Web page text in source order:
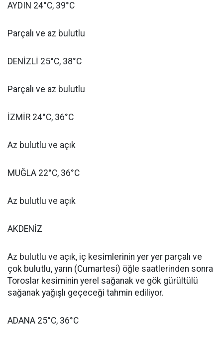
AYDIN 24°C, 39°C
Parçalı ve az bulutlu
DENİZLİ 25°C, 38°C
Parçalı ve az bulutlu
İZMİR 24°C, 36°C
Az bulutlu ve açık
MUĞLA 22°C, 36°C
Az bulutlu ve açık
AKDENİZ
Az bulutlu ve açık, iç kesimlerinin yer yer parçalı ve
çok bulutlu, yarın (Cumartesi) öğle saatlerinden sonra
Toroslar kesiminin yerel sağanak ve gök gürültülü
sağanak yağışlı geçeceği tahmin ediliyor.
ADANA 25°C, 36°C